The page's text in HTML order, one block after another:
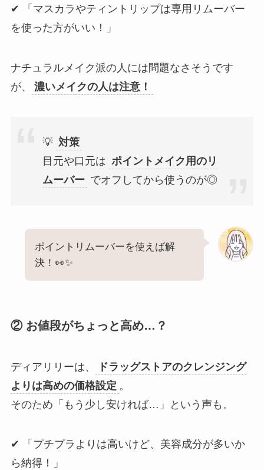
✔ 「マスカラやティントリップは専用リムーバー
を使った方がいい！」
ナチュラルメイク派の人には問題なさそうです
が、
濃いメイクの人は注意！
💡 対策
目元や口元は ポイントメイク用のリ
ムーバー でオフしてから使うのが◎
ポイントリムーバーを使えば解
決！👀✨
② お値段がちょっと高め…？
ディアリリーは、
ドラッグストアのクレンジング
よりは高めの価格設定 。
そのため「もう少し安ければ…」という声も。
✔ 「プチプラよりは高いけど、美容成分が多いか
ら納得！」